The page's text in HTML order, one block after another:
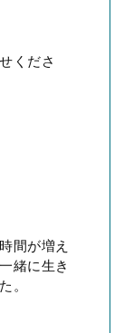
くださ
間が増え
緒に生き
。